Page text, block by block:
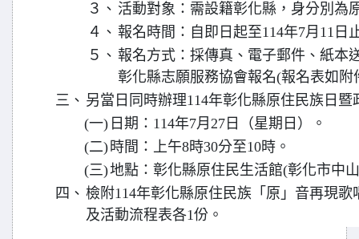
３、 活動對象：需設籍彰化縣，身分別為
４、 報名時間：自即日起至114年7月11日
５、 報名方式：採傳真、電子郵件、紙本
彰化縣志願服務協會報名(報名表如附
三、 另當日同時辦理114年彰化縣原住民族日暨
(一) 日期：114年7月27日（星期日）。
(二)時間：上午8時30分至10時。
(三)地點：彰化縣原住民生活館(彰化市中
四、 檢附114年彰化縣原住民族「原」音再現
及活動流程表各1份。